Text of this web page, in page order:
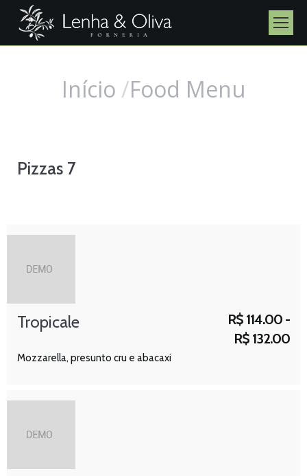
Você está aqui:Início Food Menu
Pizzas 7
Tropicale R$ 114.00 -
R$ 132.00
Mozzarella, presunto cru e abacaxi